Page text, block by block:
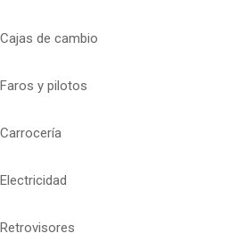
Cajas de cambio
Faros y pilotos
Carrocería
Electricidad
Retrovisores